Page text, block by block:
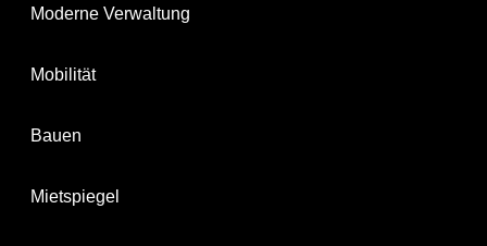
Moderne Verwaltung
Mobilität
Bauen
Mietspiegel